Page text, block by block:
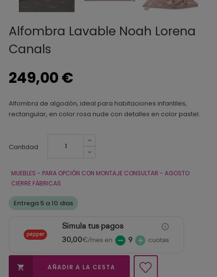
Alfombra Lavable Noah Lorena
Canals
249,00 €
Alfombra de algodón, ideal para habitaciones infantiles,
rectangular, en color rosa nude con detalles en color pastel.
Cantidad
MUEBLES - PARA OPCIÓN CON MONTAJE CONSULTAR - AGOSTO
CIERRE FÁBRICAS
Entrega 5 a 10 dias
Simula tus pagos
30,00€/mes en 9 cuotas
 AÑADIR A LA CESTA